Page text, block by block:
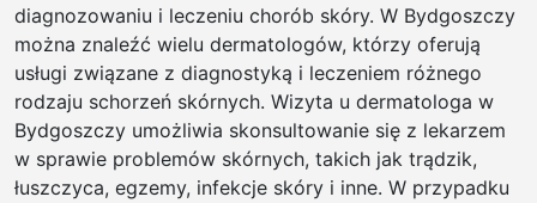
diagnozowaniu i leczeniu chorób skóry. W Bydgoszczy
można znaleźć wielu dermatologów, którzy oferują
usługi związane z diagnostyką i leczeniem różnego
rodzaju schorzeń skórnych. Wizyta u dermatologa w
Bydgoszczy umożliwia skonsultowanie się z lekarzem
w sprawie problemów skórnych, takich jak trądzik,
łuszczyca, egzemy, infekcje skóry i inne. W przypadku